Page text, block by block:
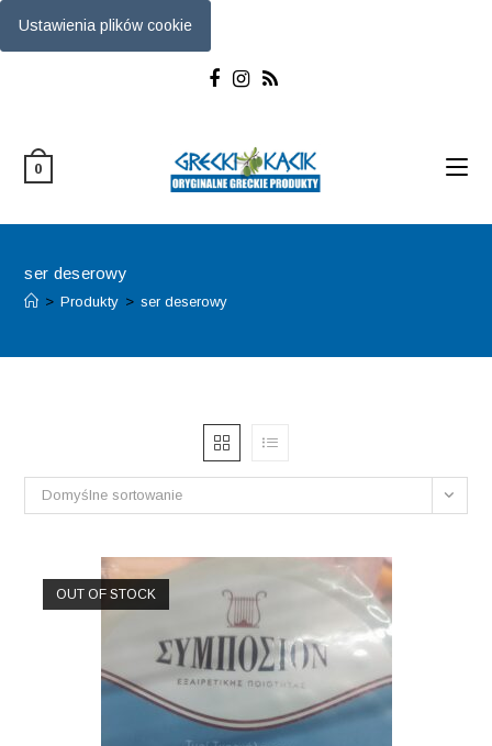
Ustawienia plików cookie
0
ser deserowy
> Produkty > ser deserowy
Domyślne sortowanie
OUT OF STOCK